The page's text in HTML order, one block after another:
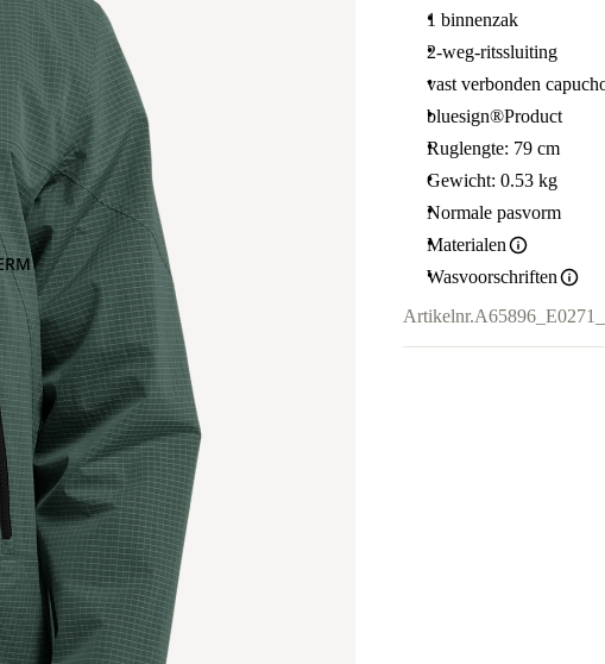
1 binnenzak
2-weg-ritssluiting
vast verbonden
bluesign®Product
Ruglengte: 79 cm
Gewicht: 0.53 kg
Normale pasvorm
Materialen
Wasvoorschriften
Artikelnr.